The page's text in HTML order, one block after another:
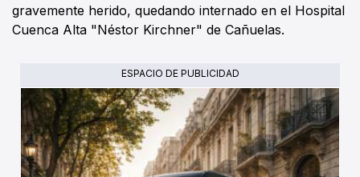
gravemente herido, quedando internado en el Hospital
Cuenca Alta "Néstor Kirchner" de Cañuelas.
ESPACIO DE PUBLICIDAD